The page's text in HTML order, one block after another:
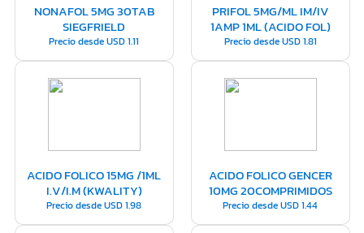
NONAFOL 5MG 30TAB
SIEGFRIELD
Precio desdeUSD1.11
PRIFOL 5MG/ML IM/IV
1AMP 1ML (ACIDO FOL)
Precio desdeUSD1.81
ACIDO FOLICO 15MG /1ML
I.V/I.M (KWALITY)
Precio desdeUSD1.98
ACIDO FOLICO GENCER
10MG 20COMPRIMIDOS
Precio desdeUSD1.44